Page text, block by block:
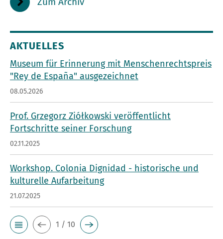
AKTUELLES
Museum für Erinnerung mit Menschenrechtspreis
"Rey de España" ausgezeichnet
08.05.2026
Prof. Grzegorz Ziółkowski veröffentlicht
Fortschritte seiner Forschung
02.11.2025
Workshop. Colonia Dignidad - historische und
kulturelle Aufarbeitung
21.07.2025
1 / 10